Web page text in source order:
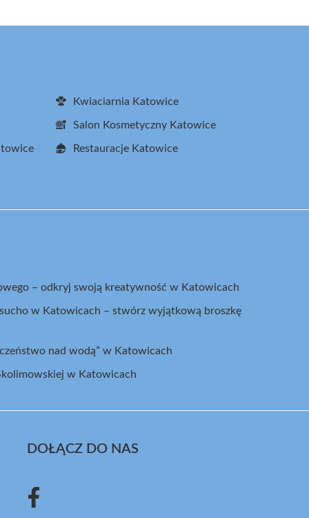
Kwiaciarnia Katowice
Salon Kosmetyczny Katowice
Restauracje Katowice
– odkryj swoją kreatywność w Katowicach
w Katowicach – stwórz wyjątkową broszkę
nad wodą” w Katowicach
w Katowicach
DOŁĄCZ DO NAS